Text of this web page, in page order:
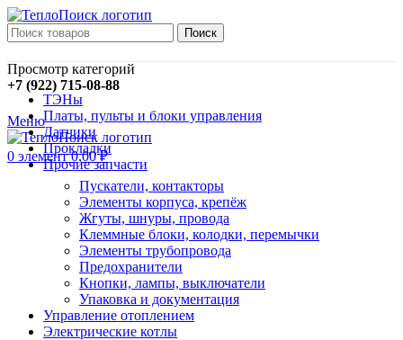
Поиск
+7 (922) 715-08-88
Меню
0 элемент 0,00₽
Просмотр категорий
ТЭНы
Платы, пульты и блоки управления
Датчики
Прокладки
Прочие запчасти
Пускатели, контакторы
Элементы корпуса, крепёж
Жгуты, шнуры, провода
Клеммные блоки, колодки, перемычки
Элементы трубопровода
Предохранители
Кнопки, лампы, выключатели
Упаковка и документация
Управление отоплением
Электрические котлы